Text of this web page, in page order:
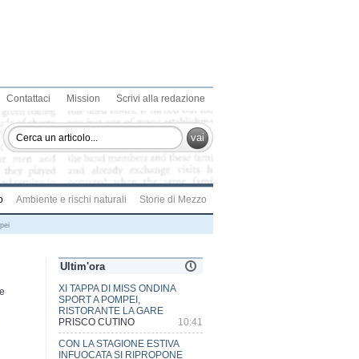
Contattaci Mission Scrivi alla redazione
vai
Ambiente e rischi naturali Storie di Mezzo
Ultim'ora
CON LA STAGIONE ESTIVA
INFUOCATA SI RIPROPONE
L'ANNOSO PROBLEMA DEGLI
INCENDI BOSCHIVI
PRISCO CUTINO
15:23
STIPENDI INCOMPLETI AL DEA